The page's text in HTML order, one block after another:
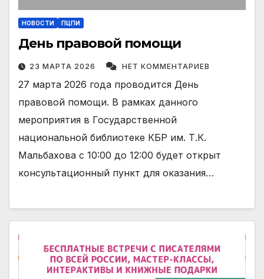
НОВОСТИ ПЦПИ
День правовой помощи
23 МАРТА 2026 НЕТ КОММЕНТАРИЕВ
27 марта 2026 года проводится День
правовой помощи. В рамках данного
мероприятия в Государственной
национальной библиотеке КБР им. Т.К.
Мальбахова с 10:00 до 12:00 будет открыт
консультационный пункт для оказания…